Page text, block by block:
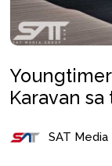
Karavan
SAT Media